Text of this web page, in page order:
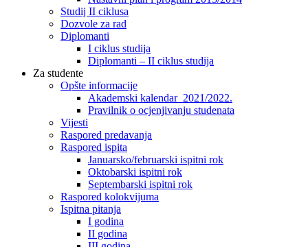
Studij II ciklusa
Dozvole za rad
Diplomanti
I ciklus studija
Diplomanti – II ciklus studija
Za studente
Opšte informacije
Akademski kalendar 2021/2022.
Pravilnik o ocjenjivanju studenata
Vijesti
Raspored predavanja
Raspored ispita
Januarsko/februarski ispitni rok
Oktobarski ispitni rok
Septembarski ispitni rok
Raspored kolokvijuma
Ispitna pitanja
I godina
II godina